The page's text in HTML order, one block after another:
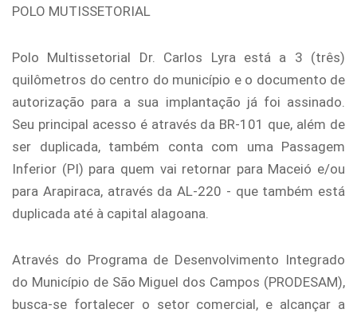
POLO MUTISSETORIAL
Polo Multissetorial Dr. Carlos Lyra está a 3 (três)
quilômetros do centro do município e o documento de
autorização para a sua implantação já foi assinado.
Seu principal acesso é através da BR-101 que, além de
ser duplicada, também conta com uma Passagem
Inferior (PI) para quem vai retornar para Maceió e/ou
para Arapiraca, através da AL-220 - que também está
duplicada até à capital alagoana.
Através do Programa de Desenvolvimento Integrado
do Município de São Miguel dos Campos (PRODESAM),
busca-se fortalecer o setor comercial, e alcançar a